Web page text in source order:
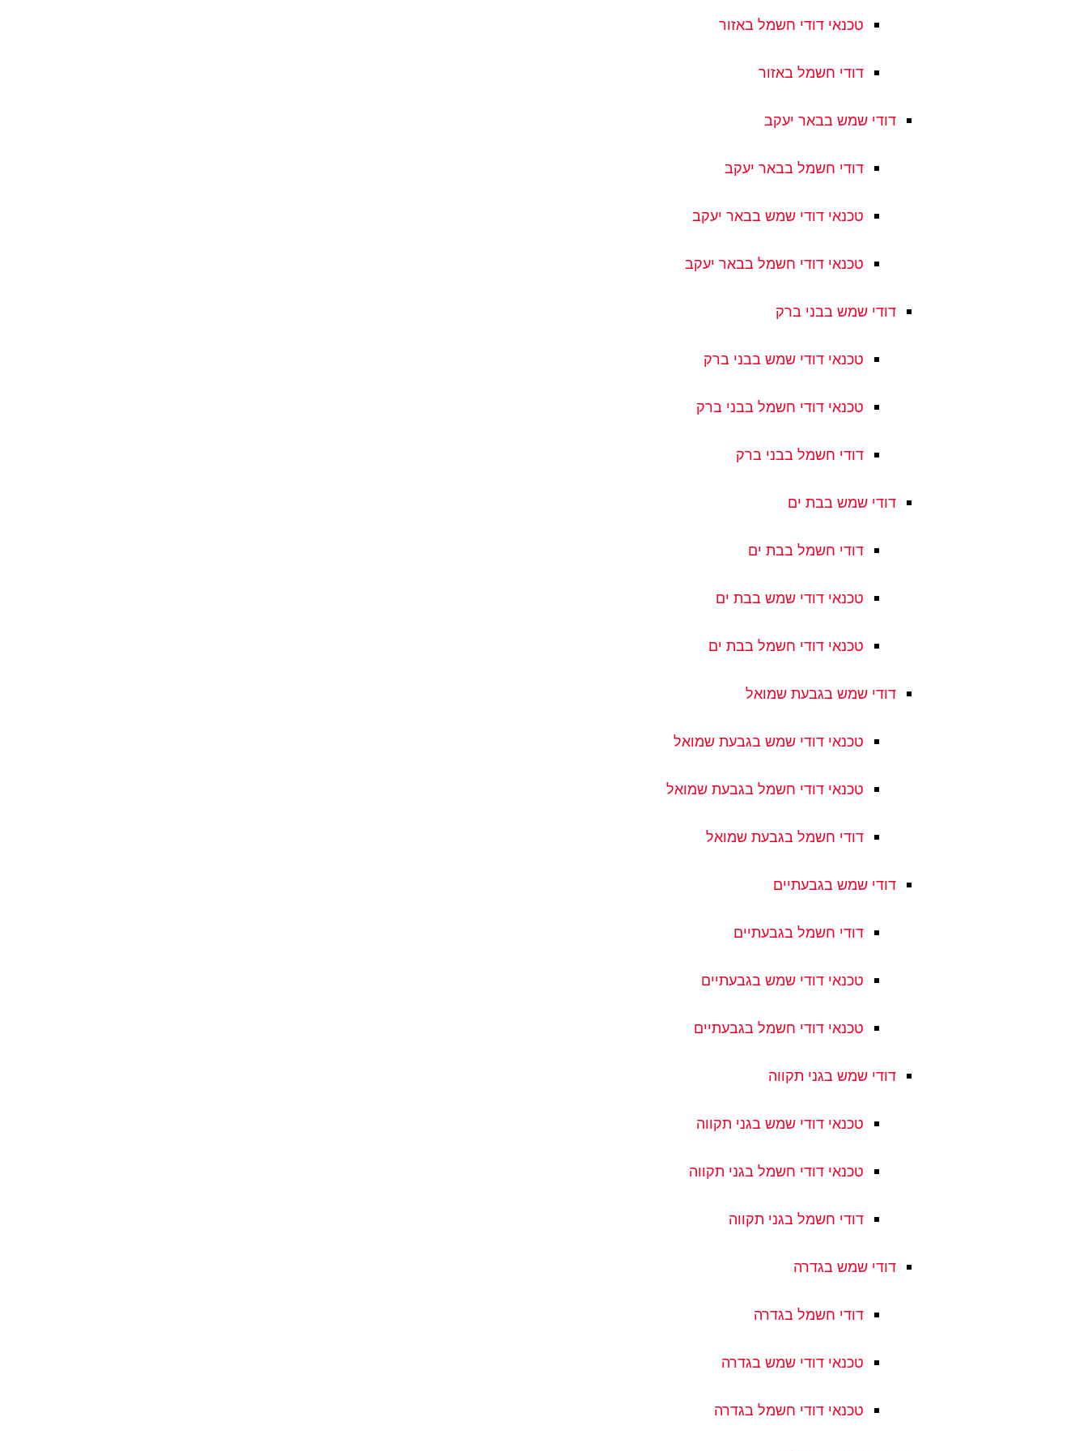
טכנאי דודי חשמל באזור
דודי חשמל באזור
דודי שמש בבאר יעקב
דודי חשמל בבאר יעקב
טכנאי דודי שמש בבאר יעקב
טכנאי דודי חשמל בבאר יעקב
דודי שמש בבני ברק
טכנאי דודי שמש בבני ברק
טכנאי דודי חשמל בבני ברק
דודי חשמל בבני ברק
דודי שמש בבת ים
דודי חשמל בבת ים
טכנאי דודי שמש בבת ים
טכנאי דודי חשמל בבת ים
דודי שמש בגבעת שמואל
טכנאי דודי שמש בגבעת שמואל
טכנאי דודי חשמל בגבעת שמואל
דודי חשמל בגבעת שמואל
דודי שמש בגבעתיים
דודי חשמל בגבעתיים
טכנאי דודי שמש בגבעתיים
טכנאי דודי חשמל בגבעתיים
דודי שמש בגני תקווה
טכנאי דודי שמש בגני תקווה
טכנאי דודי חשמל בגני תקווה
דודי חשמל בגני תקווה
דודי שמש בגדרה
דודי חשמל בגדרה
טכנאי דודי שמש בגדרה
טכנאי דודי חשמל בגדרה